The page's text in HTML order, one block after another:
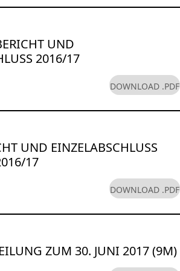
UND
2016/17
DOWNLOAD .PDF
UND EINZELABSCHLUSS
17
DOWNLOAD .PDF
ZUM 30. JUNI 2017 (9M)